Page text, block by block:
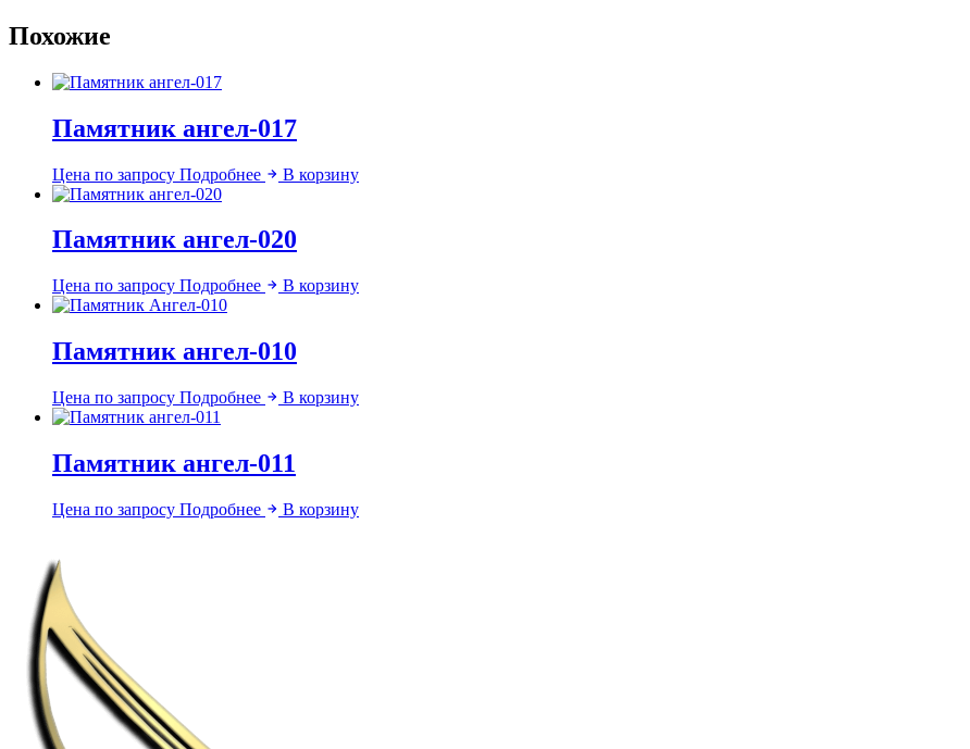
Похожие
Памятник ангел-017
Цена по запросу Подробнее В корзину
Памятник ангел-020
Цена по запросу Подробнее В корзину
Памятник ангел-010
Цена по запросу Подробнее В корзину
Памятник ангел-011
Цена по запросу Подробнее В корзину